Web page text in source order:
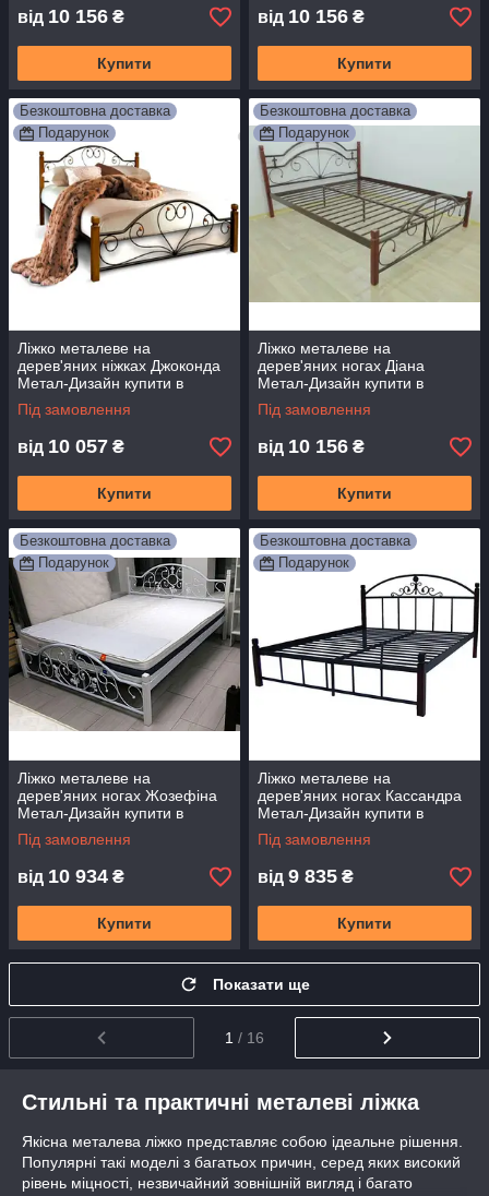
від 10 156 ₴
Купити
від 10 156 ₴
Купити
Безкоштовна доставка
Подарунок
Ліжко металеве на
дерев'яних ніжках Джоконда
Метал-Дизайн купити в
Одесі, Україна
Під замовлення
від 10 057 ₴
Купити
Безкоштовна доставка
Подарунок
Ліжко металеве на
дерев'яних ногах Діана
Метал-Дизайн купити в
Одесі, Україні
Під замовлення
від 10 156 ₴
Купити
Безкоштовна доставка
Подарунок
Ліжко металеве на
дерев'яних ногах Жозефіна
Метал-Дизайн купити в
Одесі, Україна
Під замовлення
від 10 934 ₴
Купити
Безкоштовна доставка
Подарунок
Ліжко металеве на
дерев'яних ногах Кассандра
Метал-Дизайн купити в
Одесі, Україна
Під замовлення
від 9 835 ₴
Купити
Показати ще
1 / 16
Стильні та практичні металеві ліжка
Якісна металева ліжко представляє собою ідеальне рішення.
Популярні такі моделі з багатьох причин, серед яких високий
рівень міцності, незвичайний зовнішній вигляд і багато